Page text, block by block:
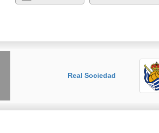
Real Sociedad